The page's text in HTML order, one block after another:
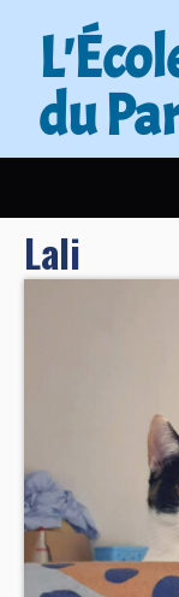
du
L’ÉCOLE DU CHAT
CONTACT
BOUTIQUE
Lali